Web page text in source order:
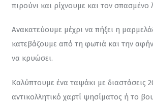
πιρούνι και ρίχνουμε και τον σπασμένο
Ανακατεύουμε μέχρι να πήξει η
κατεβάζουμε από τη φωτιά και την
να κρυώσει.
Καλύπτουμε ένα ταψάκι με διαστάσεις
αντικολλητικό χαρτί ψησίματος ή το